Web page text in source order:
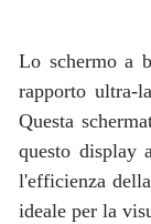
Lo schermo a
rapporto ultra-
Questa
questo display
l'efficienza
ideale per la